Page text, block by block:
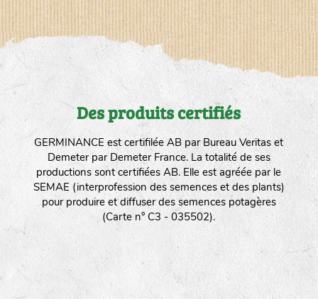
Des produits certifiés
GERMINANCE est certifilée AB par Bureau Veritas et
Demeter par Demeter France. La totalité de ses
productions sont certifiées AB. Elle est agréée par le
SEMAE (interprofession des semences et des plants)
pour produire et diffuser des semences potagères
(Carte n° C3 - 035502).